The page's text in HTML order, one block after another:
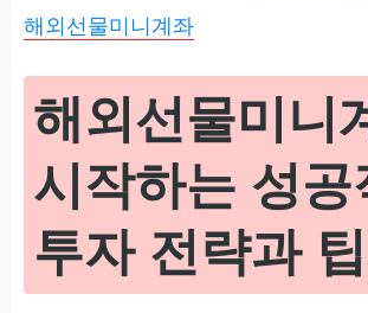
해외선물미니계좌
해외선물미니
시작하는 성공
투자 전략과 팁